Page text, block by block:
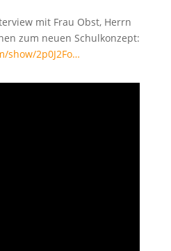
mit Frau Obst, Herrn
zum neuen Schulkonzept:
show/2p0J2Fo…